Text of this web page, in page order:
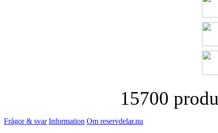
15700
Frågor & svar Information Om reservdelar.nu